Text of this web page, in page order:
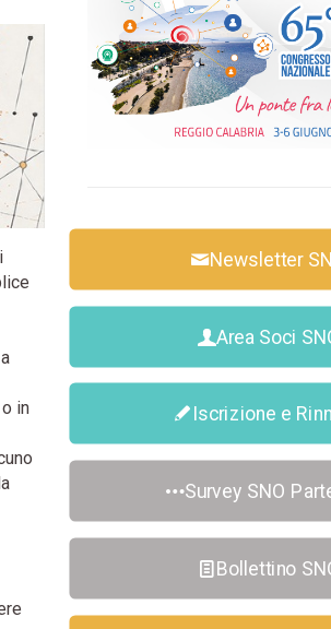
in
Newsletter
Area Soci
Iscrizione e
Survey SNO
Bollettino